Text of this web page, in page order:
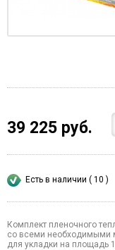
39 225 руб.
Есть в наличии ( 10 )
Комплект пленочного
со всеми необходимыми
для укладки на площадь